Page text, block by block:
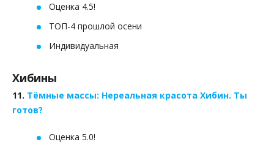
Оценка 4.5!
ТОП-4 прошлой осени
Индивидуальная
Хибины
11. Тёмные массы: Нереальная красота Хибин. Ты
готов?
Оценка 5.0!